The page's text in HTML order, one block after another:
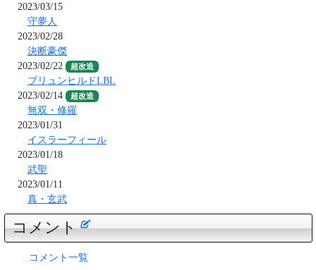
2023/03/15
守夢人
2023/02/28
決断豪傑
2023/02/22
超改造
ブリュンヒルドLBL
2023/02/14
超改造
無双・修羅
2023/01/31
イスラーフィール
2023/01/18
武聖
2023/01/11
真・玄武
コメント
コメント一覧